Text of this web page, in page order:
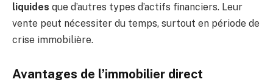
liquides que d’autres types d’actifs financiers. Leur
vente peut nécessiter du temps, surtout en période de
crise immobilière.
Avantages de l’immobilier direct